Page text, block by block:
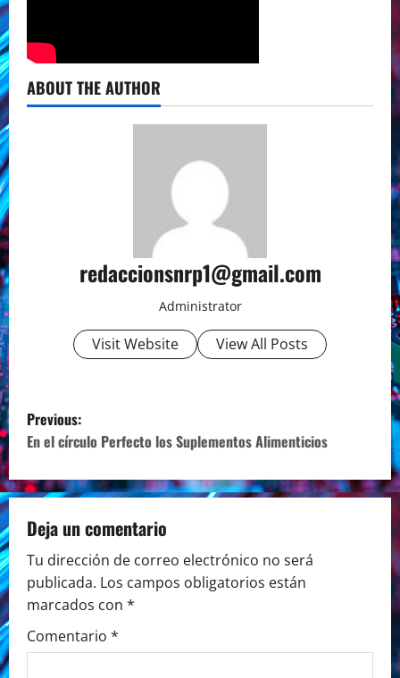
ABOUT THE AUTHOR
redaccionsnrp1@gmail.com
Administrator
Visit Website View All Posts
P
o
s
t
n
a
v
Previous:
En el círculo Perfecto los Suplementos Alimenticios
Deja un comentario
Tu dirección de correo electrónico no será
publicada. Los campos obligatorios están
marcados con *
Comentario *